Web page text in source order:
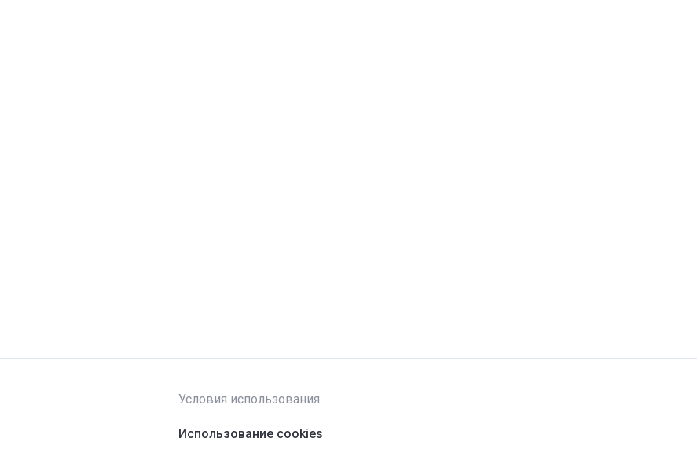
Условия использования
Использование cookies